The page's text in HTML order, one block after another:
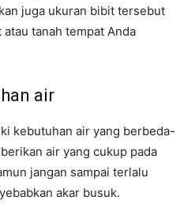
juga ukuran bibit tersebut
tanah tempat Anda
air
kebutuhan air yang berbeda-
air yang cukup pada
jangan sampai terlalu
akar busuk.